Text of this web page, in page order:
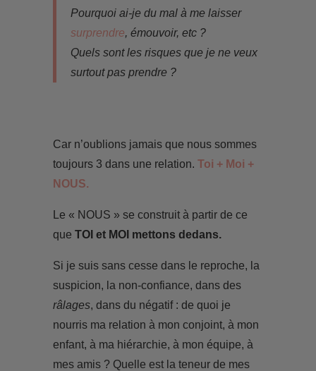
Pourquoi ai-je du mal à me laisser
surprendre, émouvoir, etc ?
Quels sont les risques que je ne veux
surtout pas prendre ?
Car n’oublions jamais que nous sommes
toujours 3 dans une relation. Toi + Moi +
NOUS.
Le « NOUS » se construit à partir de ce
que TOI et MOI mettons dedans.
Si je suis sans cesse dans le reproche, la
suspicion, la non-confiance, dans des
râlages, dans du négatif : de quoi je
nourris ma relation à mon conjoint, à mon
enfant, à ma hiérarchie, à mon équipe, à
mes amis ? Quelle est la teneur de mes